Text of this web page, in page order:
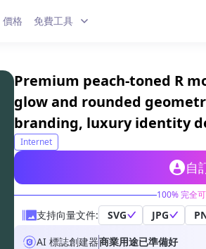
價格 免費工具
Premium peach-toned R
glow and rounded
branding, luxury identity
Internet
自
100% 完全
支持向量文件: SVG JPG
AI 標誌創建器商業用途已準備好